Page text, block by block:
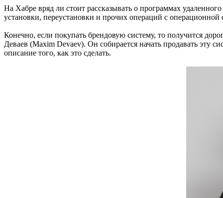
На Хабре вряд ли стоит рассказывать о программах
установки, переустановки и прочих операций с
Конечно, если покупать брендовую систему, то получится
Деваев (Maxim Devaev). Он собирается начать продавать эту
описание того, как это сделать.